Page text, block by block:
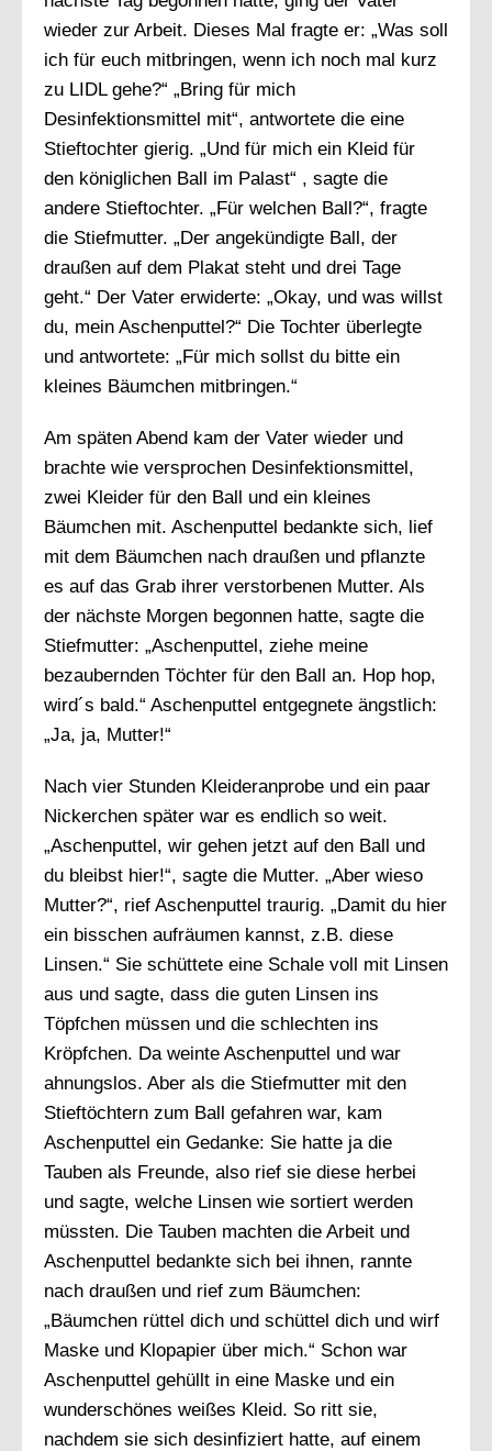
wieder zur Arbeit. Dieses Mal fragte er: „Was soll
ich für euch mitbringen, wenn ich noch mal kurz
zu LIDL gehe?“ „Bring für mich
Desinfektionsmittel mit“, antwortete die eine
Stieftochter gierig. „Und für mich ein Kleid für
den königlichen Ball im Palast“ , sagte die
andere Stieftochter. „Für welchen Ball?“, fragte
die Stiefmutter. „Der angekündigte Ball, der
draußen auf dem Plakat steht und drei Tage
geht.“ Der Vater erwiderte: „Okay, und was willst
du, mein Aschenputtel?“ Die Tochter überlegte
und antwortete: „Für mich sollst du bitte ein
kleines Bäumchen mitbringen.“
Am späten Abend kam der Vater wieder und
brachte wie versprochen Desinfektionsmittel,
zwei Kleider für den Ball und ein kleines
Bäumchen mit. Aschenputtel bedankte sich, lief
mit dem Bäumchen nach draußen und pflanzte
es auf das Grab ihrer verstorbenen Mutter. Als
der nächste Morgen begonnen hatte, sagte die
Stiefmutter: „Aschenputtel, ziehe meine
bezaubernden Töchter für den Ball an. Hop hop,
wird´s bald.“ Aschenputtel entgegnete ängstlich:
„Ja, ja, Mutter!“
Nach vier Stunden Kleideranprobe und ein paar
Nickerchen später war es endlich so weit.
„Aschenputtel, wir gehen jetzt auf den Ball und
du bleibst hier!“, sagte die Mutter. „Aber wieso
Mutter?“, rief Aschenputtel traurig. „Damit du hier
ein bisschen aufräumen kannst, z.B. diese
Linsen.“ Sie schüttete eine Schale voll mit Linsen
aus und sagte, dass die guten Linsen ins
Töpfchen müssen und die schlechten ins
Kröpfchen. Da weinte Aschenputtel und war
ahnungslos. Aber als die Stiefmutter mit den
Stieftöchtern zum Ball gefahren war, kam
Aschenputtel ein Gedanke: Sie hatte ja die
Tauben als Freunde, also rief sie diese herbei
und sagte, welche Linsen wie sortiert werden
müssten. Die Tauben machten die Arbeit und
Aschenputtel bedankte sich bei ihnen, rannte
nach draußen und rief zum Bäumchen:
„Bäumchen rüttel dich und schüttel dich und wirf
Maske und Klopapier über mich.“ Schon war
Aschenputtel gehüllt in eine Maske und ein
wunderschönes weißes Kleid. So ritt sie,
nachdem sie sich desinfiziert hatte, auf einem